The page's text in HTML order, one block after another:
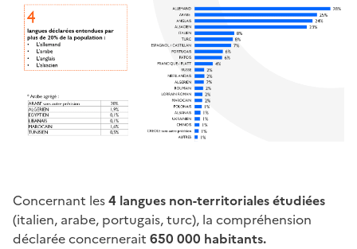
Concernant les4 langues non-territoriales étudiées
(italien, arabe, portugais, turc), la compréhension
déclarée concernerait 650 000 habitants.